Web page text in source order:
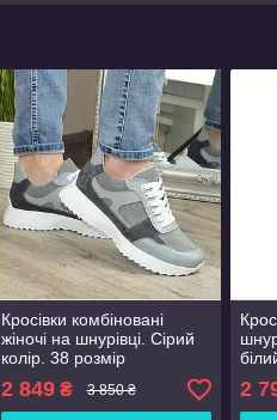
Кросівки комбіновані
жіночі на шнурівці. Сірий
колір. 38 розмір
2 849₴ 3 850 ₴ 2